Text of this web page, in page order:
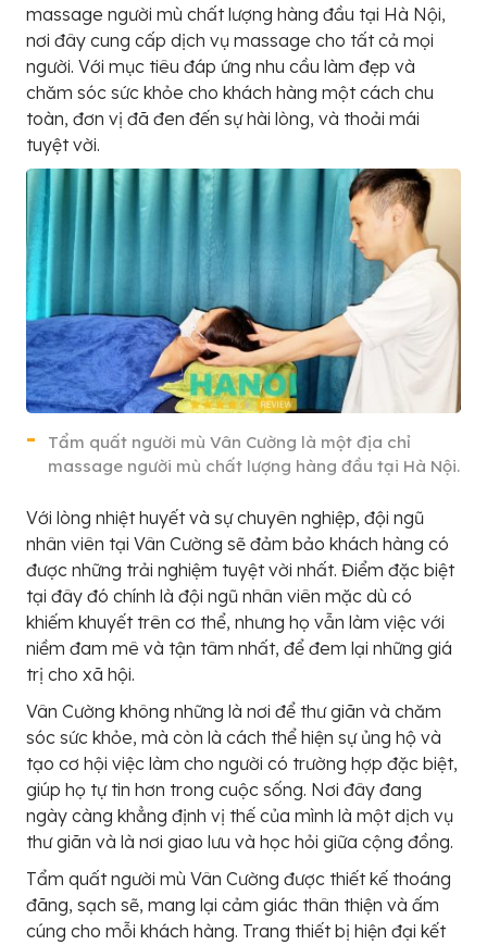
massage người mù chất lượng hàng đầu tại Hà Nội,
nơi đây cung cấp dịch vụ massage cho tất cả mọi
người. Với mục tiêu đáp ứng nhu cầu làm đẹp và
chăm sóc sức khỏe cho khách hàng một cách chu
toàn, đơn vị đã đen đến sự hài lòng, và thoải mái
tuyệt vời.
Tẩm quất người mù Vân Cường là một địa chỉ
massage người mù chất lượng hàng đầu tại Hà Nội.
Với lòng nhiệt huyết và sự chuyên nghiệp, đội ngũ
nhân viên tại Vân Cường sẽ đảm bảo khách hàng có
được những trải nghiệm tuyệt vời nhất. Điểm đặc biệt
tại đây đó chính là đội ngũ nhân viên mặc dù có
khiếm khuyết trên cơ thể, nhưng họ vẫn làm việc với
niềm đam mê và tận tâm nhất, để đem lại những giá
trị cho xã hội.
Vân Cường không những là nơi để thư giãn và chăm
sóc sức khỏe, mà còn là cách thể hiện sự ủng hộ và
tạo cơ hội việc làm cho người có trường hợp đặc biệt,
giúp họ tự tin hơn trong cuộc sống. Nơi đây đang
ngày càng khẳng định vị thế của mình là một dịch vụ
thư giãn và là nơi giao lưu và học hỏi giữa cộng đồng.
Tẩm quất người mù Vân Cường được thiết kế thoáng
đãng, sạch sẽ, mang lại cảm giác thân thiện và ấm
cúng cho mỗi khách hàng. Trang thiết bị hiện đại kết